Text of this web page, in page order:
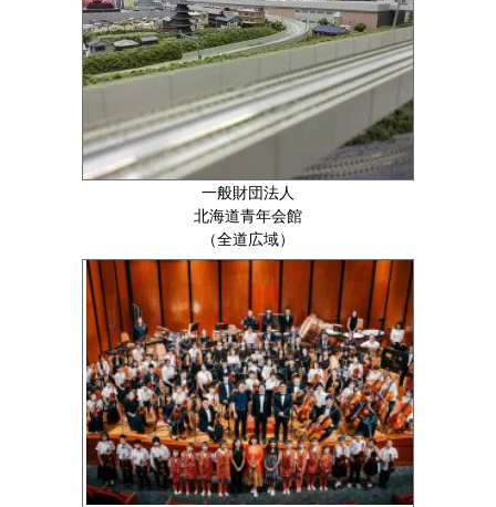
一般財団法人
北海道青年会館
（全道広域）